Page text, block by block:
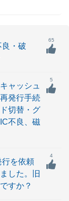
良・破
65
ャッシュ
発行手続
切替・グ
不良、磁
5
行を依頼
した。旧
すか？
4